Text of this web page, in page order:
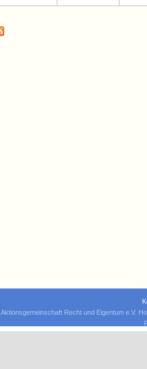
Aktionsgemeinschaft Recht und Eigentum e.V.